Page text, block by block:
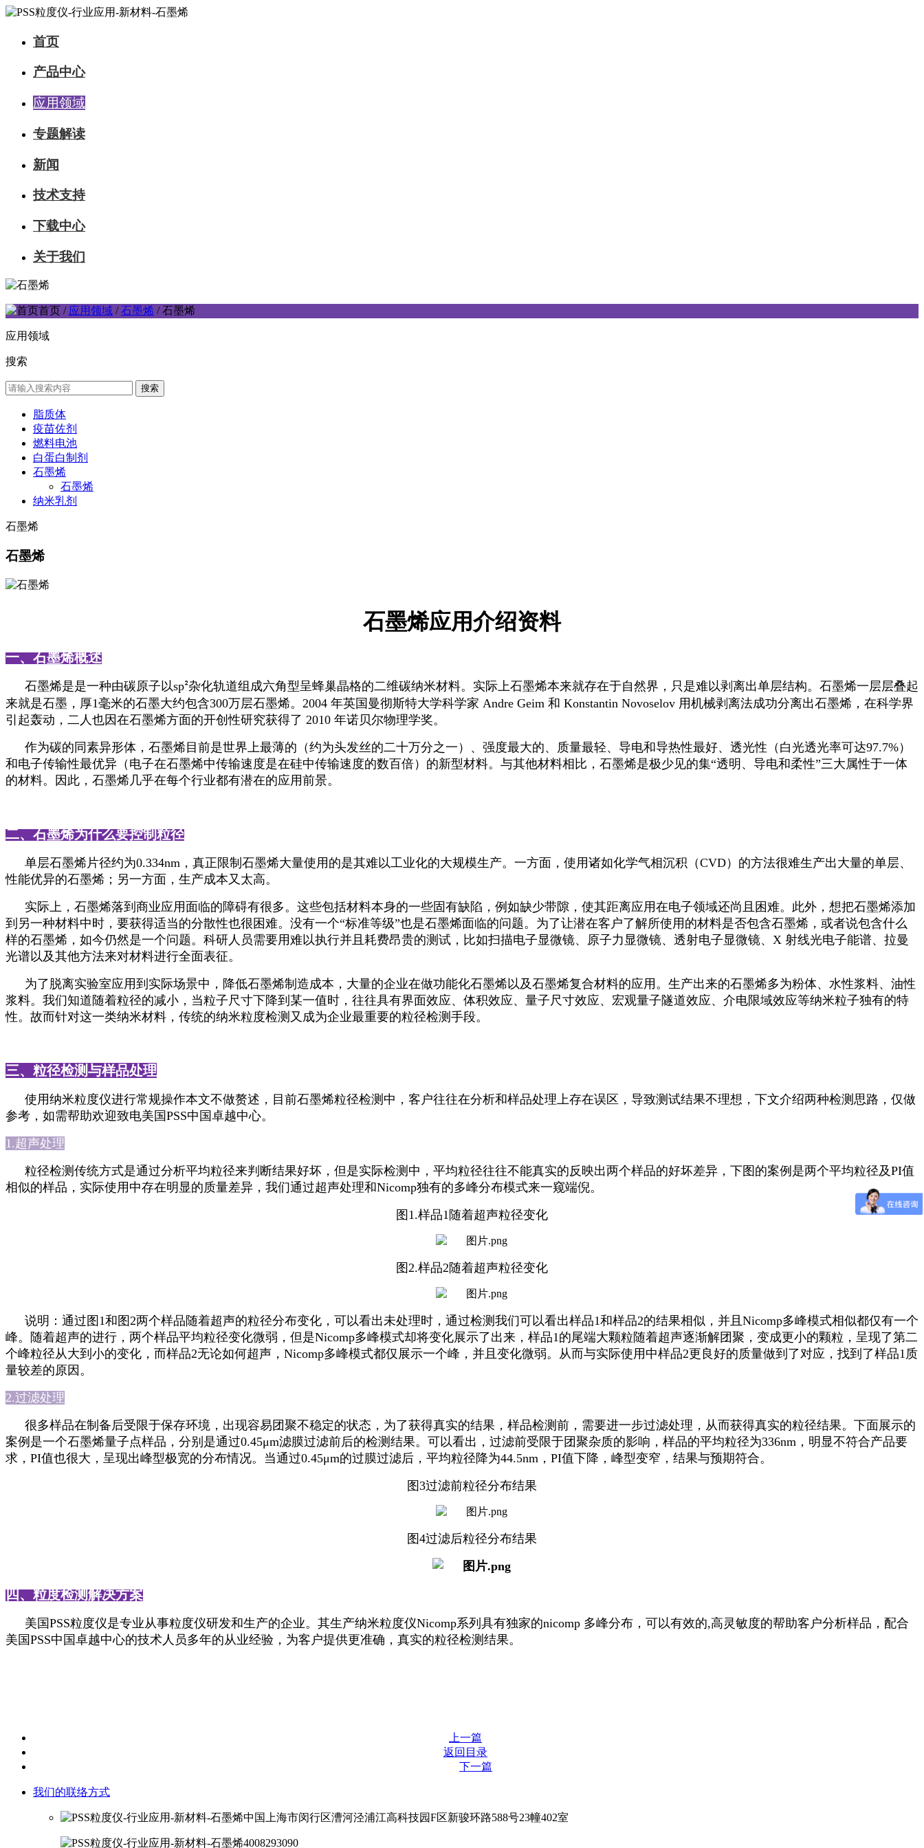
首页
产品中心
应用领域
专题解读
新闻
技术支持
下载中心
关于我们
首页 / 应用领域 /石墨烯 / 石墨烯
应用领域
搜索
脂质体
疫苗佐剂
燃料电池
白蛋白制剂
石墨烯
石墨烯
纳米乳剂
石墨烯
石墨烯
石墨烯应用介绍资料
一、石墨烯概述
石墨烯是是一种由碳原子以sp²杂化轨道组成六角型呈蜂巢晶格的二维碳纳米材料。实际上石墨烯本来就存在于自然界，只是难以剥离出单层结构。石墨烯一层层叠起
来就是石墨，厚1毫米的石墨大约包含300万层石墨烯。 2004 年英国曼彻斯特大学科学家 Andre Geim 和 Konstantin Novoselov 用机械剥离法成功分离出石墨烯，在科学界
引起轰动，二人也因在石墨烯方面的开创性研究获得了 2010 年诺贝尔物理学奖。
作为碳的同素异形体，石墨烯目前是世界上最薄的（约为头发丝的二十万分之一）、强度最大的、质量最轻、导电和导热性最好、透光性（白光透光率可达97.7%）
和电子传输性最优异（电子在石墨烯中传输速度是在硅中传输速度的数百倍）的新型材料。与其他材料相比，石墨烯是极少见的集“透明、导电和柔性”三大属性于一体
的材料。因此，石墨烯几乎在每个行业都有潜在的应用前景。
二、石墨烯为什么要控制粒径
单层石墨烯片径约为0.334nm ，真正限制石墨烯大量使用的是其难以工业化的大规模生产。一方面，使用诸如化学气相沉积（CVD）的方法很难生产出大量的单层、
性能优异的石墨烯；另一方面，生产成本又太高。
实际上，石墨烯落到商业应用面临的障碍有很多。这些包括材料本身的一些固有缺陷，例如缺少带隙，使其距离应用在电子领域还尚且困难。此外，想把石墨烯添加
到另一种材料中时，要获得适当的分散性也很困难。没有一个“标准等级”也是石墨烯面临的问题。为了让潜在客户了解所使用的材料是否包含石墨烯，或者说包含什么
样的石墨烯，如今仍然是一个问题。科研人员需要用难以执行并且耗费昂贵的测试，比如扫描电子显微镜、原子力显微镜、透射电子显微镜、 X 射线光电子能谱、拉曼
光谱以及其他方法来对材料进行全面表征。
为了脱离实验室应用到实际场景中，降低石墨烯制造成本，大量的企业在做功能化石墨烯以及石墨烯复合材料的应用。生产出来的石墨烯多为粉体、水性浆料、油性
浆料。我们知道随着粒径的减小，当粒子尺寸下降到某一值时，往往具有界面效应、体积效应、量子尺寸效应、宏观量子隧道效应、介电限域效应等纳米粒子独有的特
性。故而针对这一类纳米材料，传统的纳米粒度检测又成为企业最重要的粒径检测手段。
三、粒径检测与样品处理
使用纳米粒度仪进行常规操作本文不做赘述，目前石墨烯粒径检测中，客户往往在分析和样品处理上存在误区，导致测试结果不理想，下文介绍两种检测思路，仅做
参考，如需帮助欢迎致电美国PSS中国卓越中心。
1.超声处理
粒径检测传统方式是通过分析平均粒径来判断结果好坏，但是实际检测中，平均粒径往往不能真实的反映出两个样品的好坏差异，下图的案例是两个平均粒径及PI值
相似的样品，实际使用中存在明显的质量差异，我们通过超声处理和Nicomp独有的多峰分布模式来一窥端倪。
图 1.样品1随着超声粒径变化
图 2.样品2随着超声粒径变化
说明：通过图 1和图 2两个样品随着超声的粒径分布变化，可以看出未处理时，通过检测我们可以看出样品1和样品2的结果相似，并且 Nicomp多峰模式相似都仅有一个
峰。随着超声的进行，两个样品平均粒径变化微弱，但是Nicomp多峰模式却将变化展示了出来，样品1的尾端大颗粒随着超声逐渐解团聚，变成更小的颗粒，呈现了第二
个峰粒径从大到小的变化，而样品2无论如何超声， Nicomp多峰模式都仅展示一个峰，并且变化微弱。从而与实际使用中样品2更良好的质量做到了对应，找到了样品1质
量较差的原因。
2.过滤处理
很多样品在制备后受限于保存环境，出现容易团聚不稳定的状态，为了获得真实的结果，样品检测前，需要进一步过滤处理，从而获得真实的粒径结果。下面展示的
案例是一个石墨烯量子点样品，分别是通过0.45μm滤膜过滤前后的检测结果。可以看出，过滤前受限于团聚杂质的影响，样品的平均粒径为336nm ，明显不符合产品要
求， PI值也很大，呈现出峰型极宽的分布情况。当通过0.45μm的过膜过滤后，平均粒径降为44.5nm ， PI值下降，峰型变窄，结果与预期符合。
图 3过滤前粒径分布结果
图 4过滤后粒径分布结果
四、粒度检测解决方案
美国PSS粒度仪是专业从事粒度仪研发和生产的企业。其生产纳米粒度仪Nicomp系列具有独家的nicomp 多峰分布，可以有效的,高灵敏度的帮助客户分析样品，配合
美国PSS中国卓越中心的技术人员多年的从业经验，为客户提供更准确，真实的粒径检测结果。
上一篇
返回目录
下一篇
我们的联络方式
中国上海市闵行区漕河泾浦江高科技园F区新骏环路588号23幢402室
4008293090